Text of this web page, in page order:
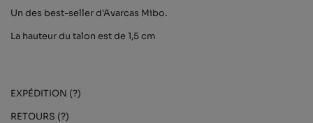
Un des best-seller d'Avarcas Mibo.
La hauteur du talon est de 1,5 cm
EXPÉDITION (?)
RETOURS (?)